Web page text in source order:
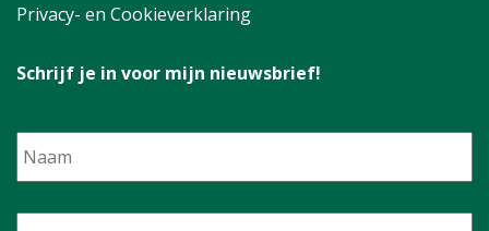
Privacy- en Cookieverklaring
Schrijf je in voor mijn nieuwsbrief!
Naam
E-